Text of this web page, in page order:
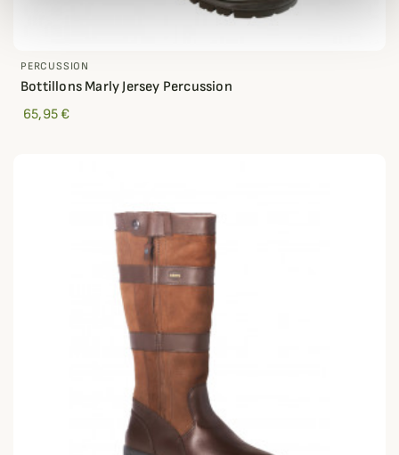
PERCUSSION
Bottillons Marly Jersey Percussion
65,95 €